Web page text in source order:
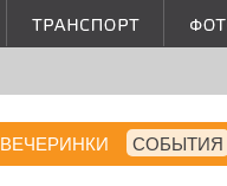
ВЕЧЕРИНКИ СОБЫТИЯ